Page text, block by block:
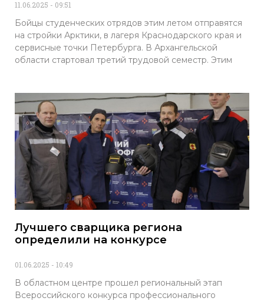
11.06.2025 09:51
Бойцы студенческих отрядов этим летом отправятся
на стройки Арктики, в лагеря Краснодарского края и
сервисные точки Петербурга. В Архангельской
области стартовал третий трудовой семестр. Этим
Лучшего сварщика региона
определили на конкурсе
01.06.2025 10:49
В областном центре прошел региональный этап
Всероссийского конкурса профессионального